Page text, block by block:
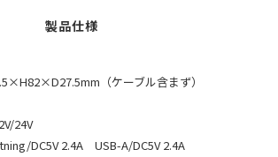
（ケーブル含まず）
24V
DC5V 2.4A USB-A/DC5V 2.4A